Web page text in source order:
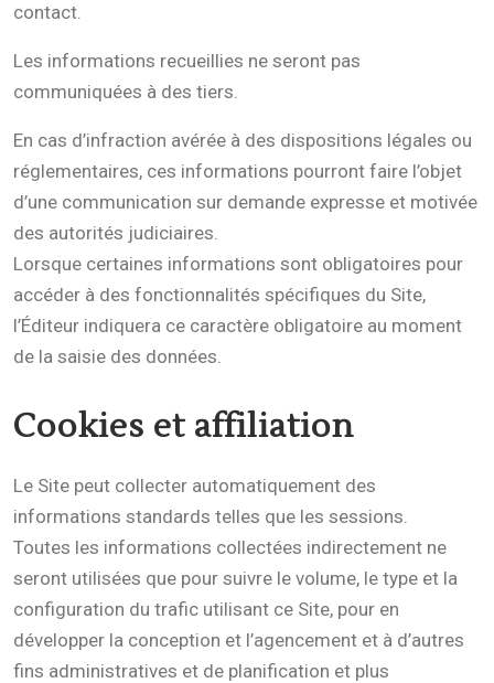
contact.
Les informations recueillies ne seront pas
communiquées à des tiers.
En cas d’infraction avérée à des dispositions légales ou
réglementaires, ces informations pourront faire l’objet
d’une communication sur demande expresse et motivée
des autorités judiciaires.
Lorsque certaines informations sont obligatoires pour
accéder à des fonctionnalités spécifiques du Site,
l’Éditeur indiquera ce caractère obligatoire au moment
de la saisie des données.
Cookies et affiliation
Le Site peut collecter automatiquement des
informations standards telles que les sessions.
Toutes les informations collectées indirectement ne
seront utilisées que pour suivre le volume, le type et la
configuration du trafic utilisant ce Site, pour en
développer la conception et l’agencement et à d’autres
fins administratives et de planification et plus